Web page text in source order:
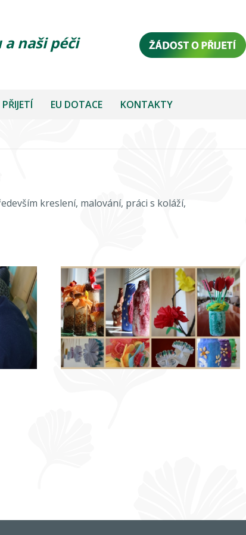
naši péči
EU DOTACE KONTAKTY
kreslení, malování, práci s koláží,